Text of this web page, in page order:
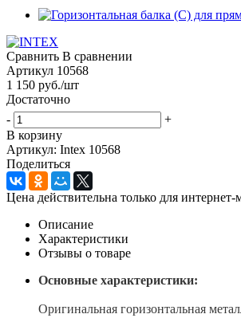
Сравнить В сравнении
Артикул 10568
1 150 руб./шт
Достаточно
-
+
В корзину
Артикул: Intex 10568
Поделиться
Цена действительна только для
Описание
Характеристики
Отзывы о товаре
Основные характеристики:
Оригинальная горизонтальная